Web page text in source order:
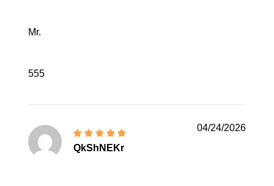
Mr.
555
QkShNEKr
04/24/2026